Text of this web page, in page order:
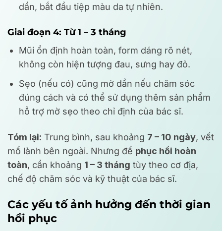
dần, bắt đầu tiệp màu da tự nhiên.
Giai đoạn 4: Từ 1 – 3 tháng
Mũi ổn định hoàn toàn, form dáng rõ nét,
không còn hiện tượng đau, sưng hay đỏ.
Sẹo (nếu có) cũng mờ dần nếu chăm sóc
đúng cách và có thể sử dụng thêm sản phẩm
hỗ trợ mờ sẹo theo chỉ định của bác sĩ.
Tóm lại: Trung bình, sau khoảng 7 – 10 ngày, vết
mổ lành bên ngoài. Nhưng để phục hồi hoàn
toàn, cần khoảng 1 – 3 tháng tùy theo cơ địa,
chế độ chăm sóc và kỹ thuật của bác sĩ.
Các yếu tố ảnh hưởng đến thời gian
hồi phục